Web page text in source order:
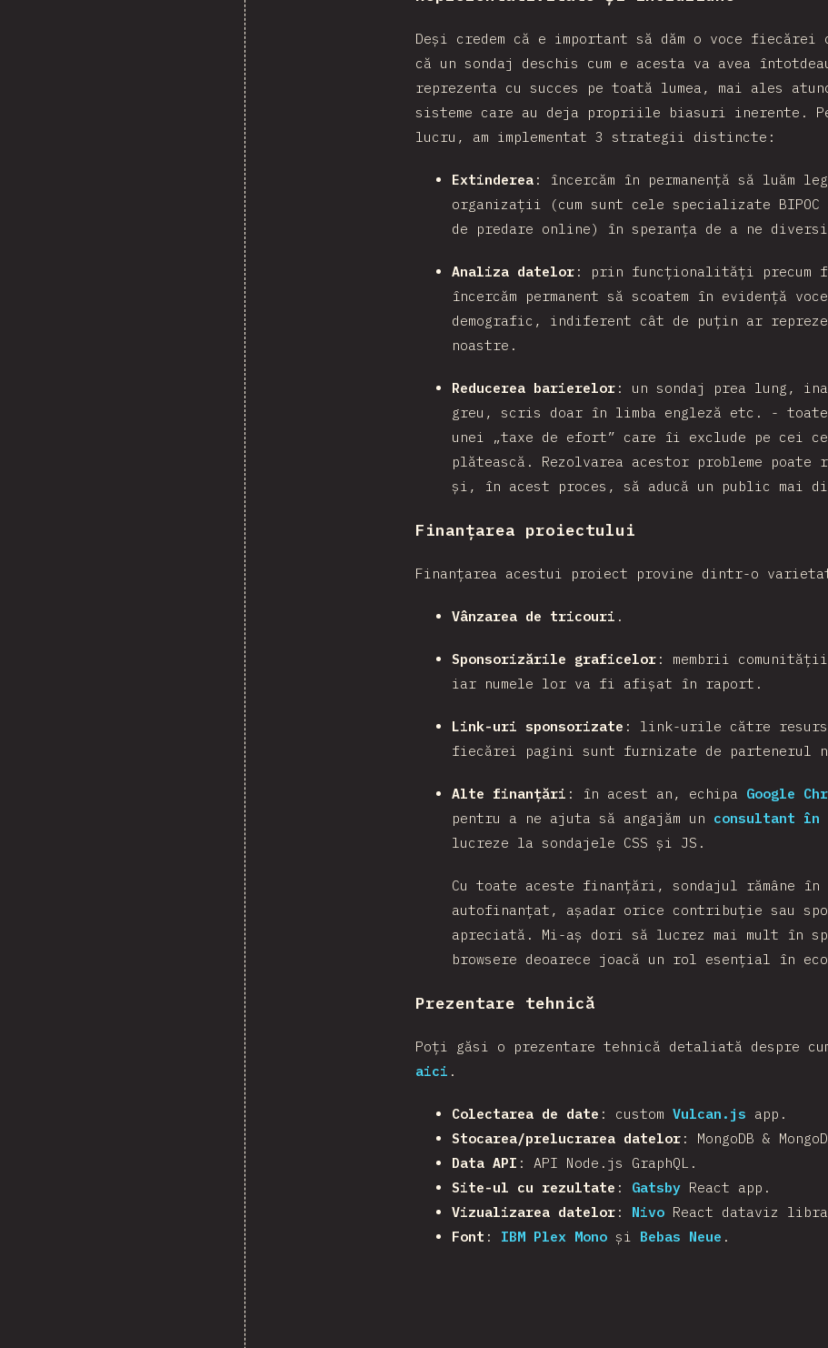
Deși credem că e important să dăm o voce
că un sondaj deschis cum e acesta va avea
reprezenta cu succes pe toată lumea, mai ales
sisteme care au deja propriile biasuri inerente.
lucru, am implementat 3 strategii distincte:
Extinderea : încercăm în permanență să luăm
organizații (cum sunt cele specializate BIPOC
de predare online) în speranța de a ne
Analiza datelor : prin funcționalități precum
încercăm permanent să scoatem în evidență
demografic, indiferent cât de puțin ar
noastre.
Reducerea barierelor : un sondaj prea lung,
greu, scris doar în limba engleză etc. -
unei „taxe de efort” care îi exclude pe cei
plătească. Rezolvarea acestor probleme
și, în acest proces, să aducă un public mai
Finanțarea proiectului
Finanțarea acestui proiect provine dintr-o
Vânzarea de tricouri .
Sponsorizările graficelor : membrii
iar numele lor va fi afișat în raport.
Link-uri sponsorizate : link-urile către
fiecărei pagini sunt furnizate de partenerul
Alte finanțări : în acest an, echipa Google
pentru a ne ajuta să angajăm un consultant
lucreze la sondajele CSS și JS.
Cu toate aceste finanțări, sondajul rămâne în
autofinanțat, așadar orice contribuție sau
apreciată. Mi-aș dori să lucrez mai mult în
browsere deoarece joacă un rol esențial în
Prezentare tehnică
Poți găsi o prezentare tehnică detaliată despre
aici .
Colectarea de date : custom Vulcan.js app.
Stocarea/prelucrarea datelor : MongoDB &
Data API : API Node.js GraphQL.
Site-ul cu rezultate : Gatsby React app.
Vizualizarea datelor : Nivo React dataviz
Font : IBM Plex Mono și Bebas Neue .